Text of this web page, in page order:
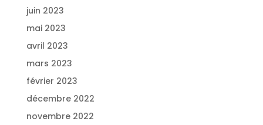
juin 2023
mai 2023
avril 2023
mars 2023
février 2023
décembre 2022
novembre 2022